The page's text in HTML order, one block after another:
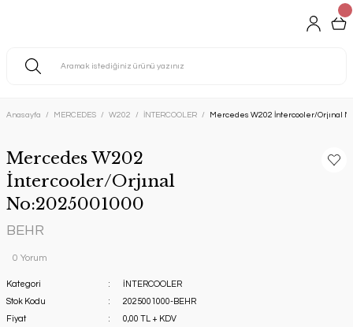
Anasayfa MERCEDES W202 İNTERCOOLER Mercedes W202 İntercooler/Orjınal
Mercedes W202
İntercooler/Orjınal
No:2025001000
BEHR
0 Yorum
Kategori
İNTERCOOLER
Stok Kodu
2025001000-BEHR
Fiyat
0,00 TL + KDV